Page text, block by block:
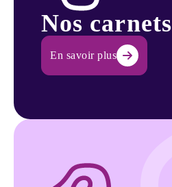
Nos carnets
En savoir plus
En savoir plus